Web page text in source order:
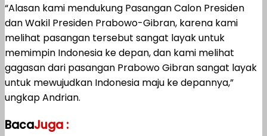
“Alasan kami mendukung Pasangan Calon Presiden
dan Wakil Presiden Prabowo-Gibran, karena kami
melihat pasangan tersebut sangat layak untuk
memimpin Indonesia ke depan, dan kami melihat
gagasan dari pasangan Prabowo Gibran sangat layak
untuk mewujudkan Indonesia maju ke depannya,”
ungkap Andrian.
BacaJuga :